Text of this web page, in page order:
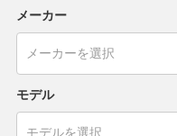
メーカー
モデル